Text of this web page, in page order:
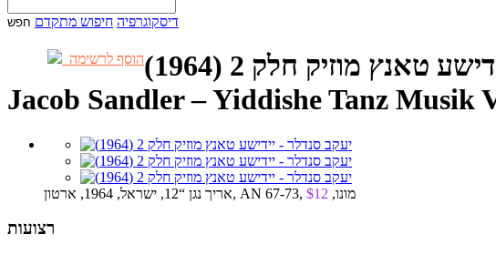
דיסקוגרפיה חיפוש מתקדם
הוסף לרשימה
טאנץ מוזיק חלק 2 (1964)
Jacob Sandler – Yiddishe Tanz Musik
אריך נגן “12, ישראל, 1964, ארטון, AN 67-73, מונו, $12
רצועות